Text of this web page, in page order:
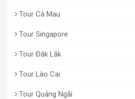
Tour Cà Mau
Tour Singapore
Tour Đăk Lăk
Tour Lào Cai
Tour Quảng Ngãi